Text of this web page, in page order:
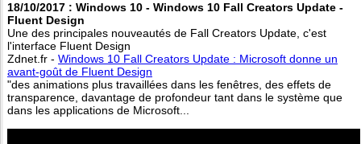
18/10/2017 : Windows 10 - Windows 10 Fall Creators Update -
Fluent Design
Une des principales nouveautés de Fall Creators Update, c'est
l'interface Fluent Design
Zdnet.fr - Windows 10 Fall Creators Update : Microsoft donne un
avant-goût de Fluent Design
"des animations plus travaillées dans les fenêtres, des effets de
transparence, davantage de profondeur tant dans le système que
dans les applications de Microsoft...